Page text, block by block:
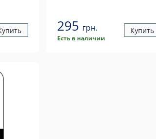
295 грн.
Есть в наличии
Купить